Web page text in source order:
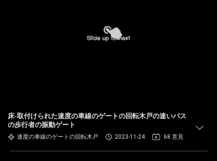
床-取付けられた速度の車線のゲートの回転木戸の速いパス
の歩行者の振動ゲート
速度の車線のゲートの回転木戸 2023-11-24 68 意見